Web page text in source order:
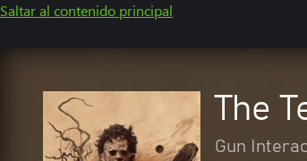
Saltar al contenido principal
The
Gun